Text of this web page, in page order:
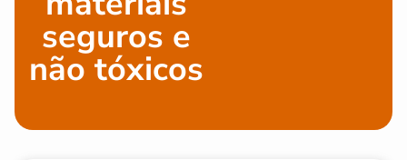
seguros e
não tóxicos